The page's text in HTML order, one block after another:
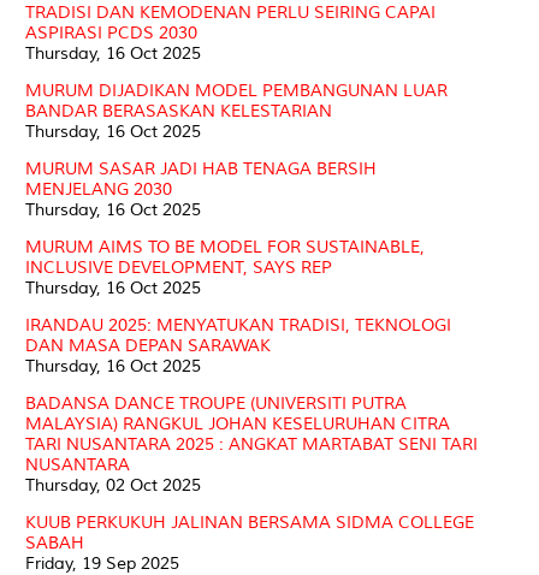
TRADISI DAN KEMODENAN PERLU SEIRING CAPAI
ASPIRASI PCDS 2030
Thursday, 16 Oct 2025
MURUM DIJADIKAN MODEL PEMBANGUNAN LUAR
BANDAR BERASASKAN KELESTARIAN
Thursday, 16 Oct 2025
MURUM SASAR JADI HAB TENAGA BERSIH
MENJELANG 2030
Thursday, 16 Oct 2025
MURUM AIMS TO BE MODEL FOR SUSTAINABLE,
INCLUSIVE DEVELOPMENT, SAYS REP
Thursday, 16 Oct 2025
IRANDAU 2025: MENYATUKAN TRADISI, TEKNOLOGI
DAN MASA DEPAN SARAWAK
Thursday, 16 Oct 2025
BADANSA DANCE TROUPE (UNIVERSITI PUTRA
MALAYSIA) RANGKUL JOHAN KESELURUHAN CITRA
TARI NUSANTARA 2025 : ANGKAT MARTABAT SENI TARI
NUSANTARA
Thursday, 02 Oct 2025
KUUB PERKUKUH JALINAN BERSAMA SIDMA COLLEGE
SABAH
Friday, 19 Sep 2025